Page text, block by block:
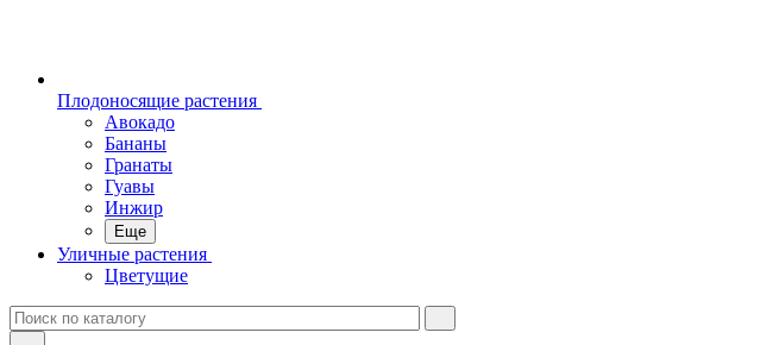
Плодоносящие растения
Авокадо
Бананы
Гранаты
Гуавы
Инжир
Еще
Уличные растения
Цветущие